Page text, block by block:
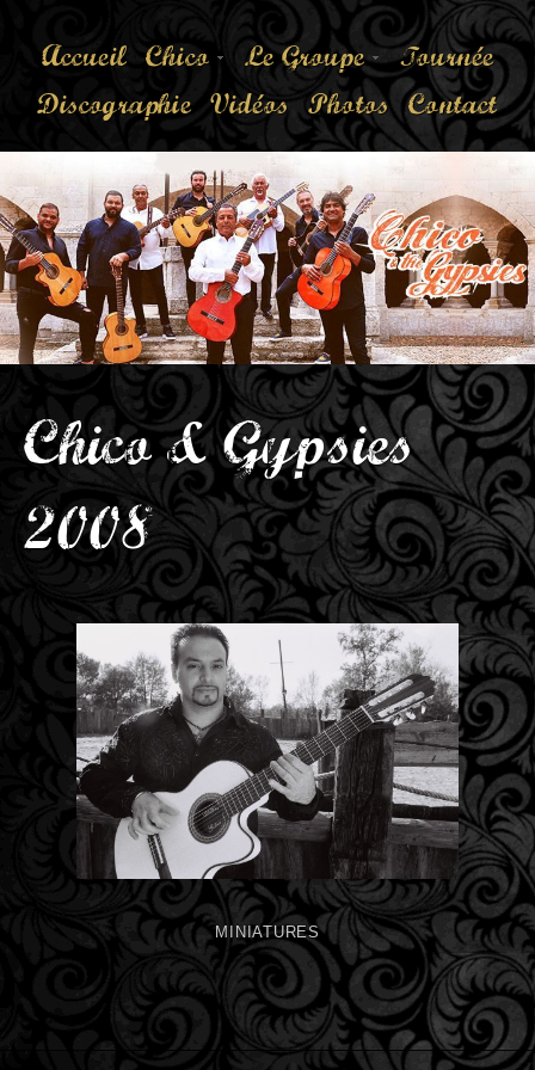
Accueil Chico Le Groupe
Tournée
Discographie Vidéos Photos Contact
Chico & Gypsies
2008
MINIATURES